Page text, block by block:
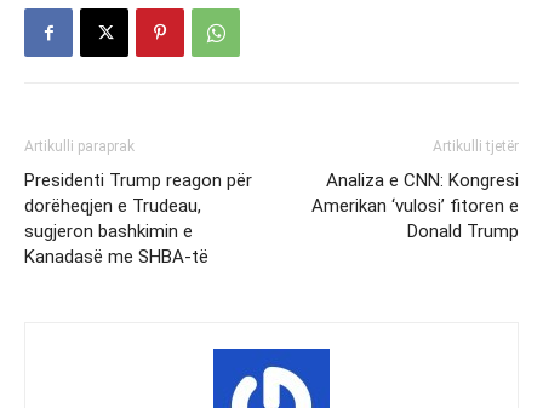
Artikulli paraprak
Presidenti Trump reagon për
dorëheqjen e Trudeau,
sugjeron bashkimin e
Kanadasë me SHBA-të
Artikulli tjetër
Analiza e CNN: Kongresi
Amerikan ‘vulosi’ fitoren e
Donald Trump